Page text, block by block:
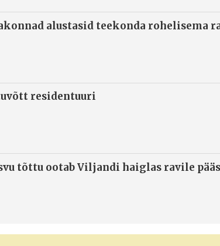
alustasid teekonda rohelisema
residentuuri
tõttu ootab Viljandi haiglas ravile